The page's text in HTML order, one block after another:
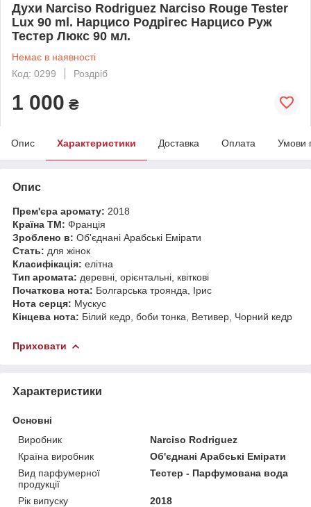
Духи Narciso Rodriguez Narciso Rouge Tester
Lux 90 ml. Нарцисо Родрігес Нарцисо Руж
Тестер Люкс 90 мл.
Немає в наявності
Код: 0299
Роздріб
1 000 ₴
Опис Характеристики Доставка Оплата Умови
Опис
Прем'єра аромату: 2018
Країна ТМ: Франція
Зроблено в: Об'єднані Арабські Емірати
Стать: для жінок
Класифікація: елітна
Тип аромата: деревні, орієнтальні, квіткові
Початкова нота: Болгарська троянда, Ірис
Нота серця: Мускус
Кінцева нота: Білий кедр, боби тонка, Ветивер, Чорний кедр
Приховати
Характеристики
Основні
Виробник
Narciso Rodriguez
Країна виробник
Об'єднані Арабські Емірати
Вид парфумерної
продукції
Тестер - Парфумована вода
Рік випуску
2018